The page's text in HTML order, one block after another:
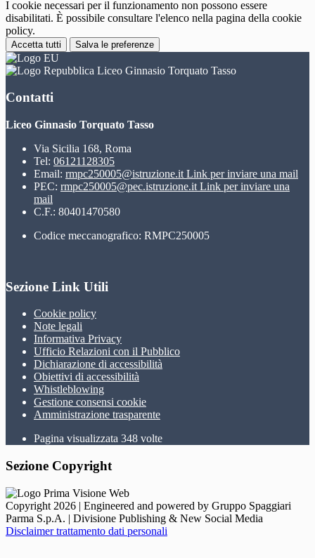
I cookie necessari per il funzionamento non possono essere
disabilitati. È possibile consultare l'elenco nella pagina della cookie
policy.
Accetta tutti Salva le preferenze
Liceo Ginnasio Torquato Tasso
Contatti
Liceo Ginnasio Torquato Tasso
Via Sicilia 168, Roma
Tel: 06121128305
Email: rmpc250005@istruzione.it Link per inviare una mail
PEC: rmpc250005@pec.istruzione.it Link per inviare una
mail
C.F.: 80401470580
Codice meccanografico: RMPC250005
Sezione Link Utili
Cookie policy
Note legali
Informativa Privacy
Ufficio Relazioni con il Pubblico
Dichiarazione di accessibilità
Obiettivi di accessibilità
Whistleblowing
Gestione consensi cookie
Amministrazione trasparente
Pagina visualizzata 348 volte
Sezione Copyright
Copyright 2026 | Engineered and powered by Gruppo Spaggiari
Parma S.p.A. | Divisione Publishing & New Social Media
Disclaimer trattamento dati personali